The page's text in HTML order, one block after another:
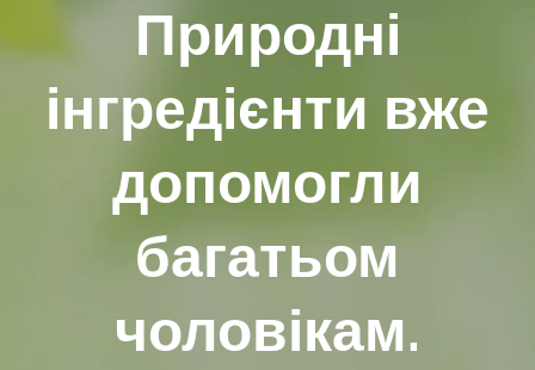
Природні
інгредієнти вже
допомогли
багатьом
чоловікам.